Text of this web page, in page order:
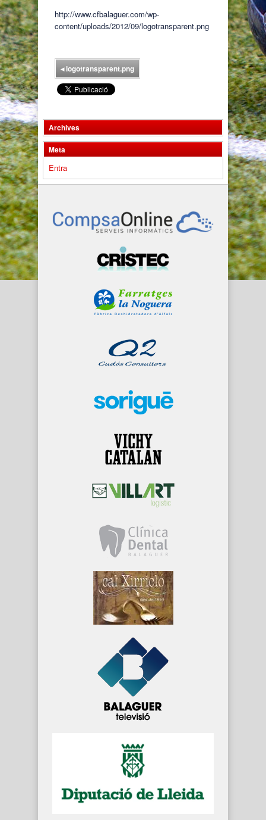
http://www.cfbalaguer.com/wp-
content/uploads/2012/09/logotransparent.png
◂logotransparent.png
Archives
Meta
Entra